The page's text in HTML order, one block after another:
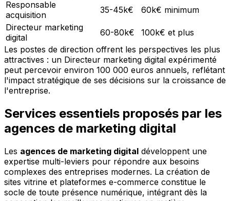
Responsable
acquisition
35-45k€
60k€ minimum
Directeur marketing
digital
60-80k€
100k€ et plus
Les postes de direction offrent les perspectives les plus
attractives : un Directeur marketing digital expérimenté
peut percevoir environ 100 000 euros annuels, reflétant
l'impact stratégique de ses décisions sur la croissance de
l'entreprise.
Services essentiels proposés par les
agences de marketing digital
Les agences de marketing digital développent une
expertise multi-leviers pour répondre aux besoins
complexes des entreprises modernes. La création de
sites vitrine et plateformes e-commerce constitue le
socle de toute présence numérique, intégrant dès la